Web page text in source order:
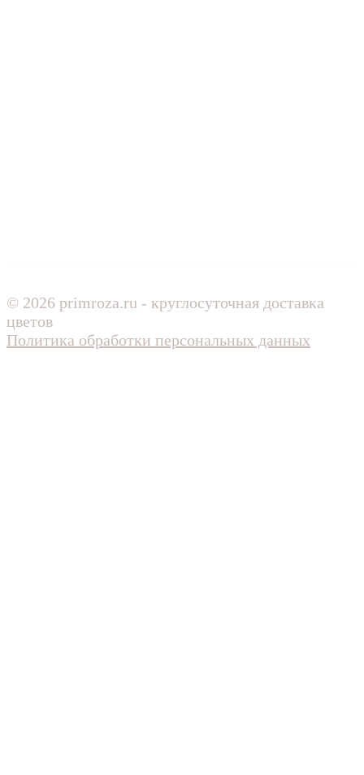
© 2026 primroza.ru - круглосуточная доставка
цветов
Политика обработки персональных данных